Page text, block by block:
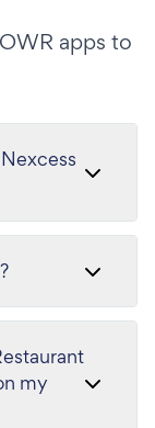
apps to
my